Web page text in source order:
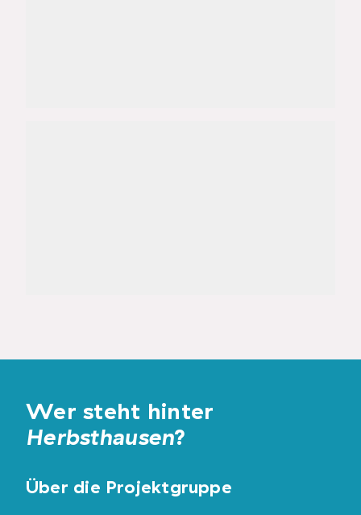
Wer steht hinter
Herbsthausen?
Über die Projektgruppe